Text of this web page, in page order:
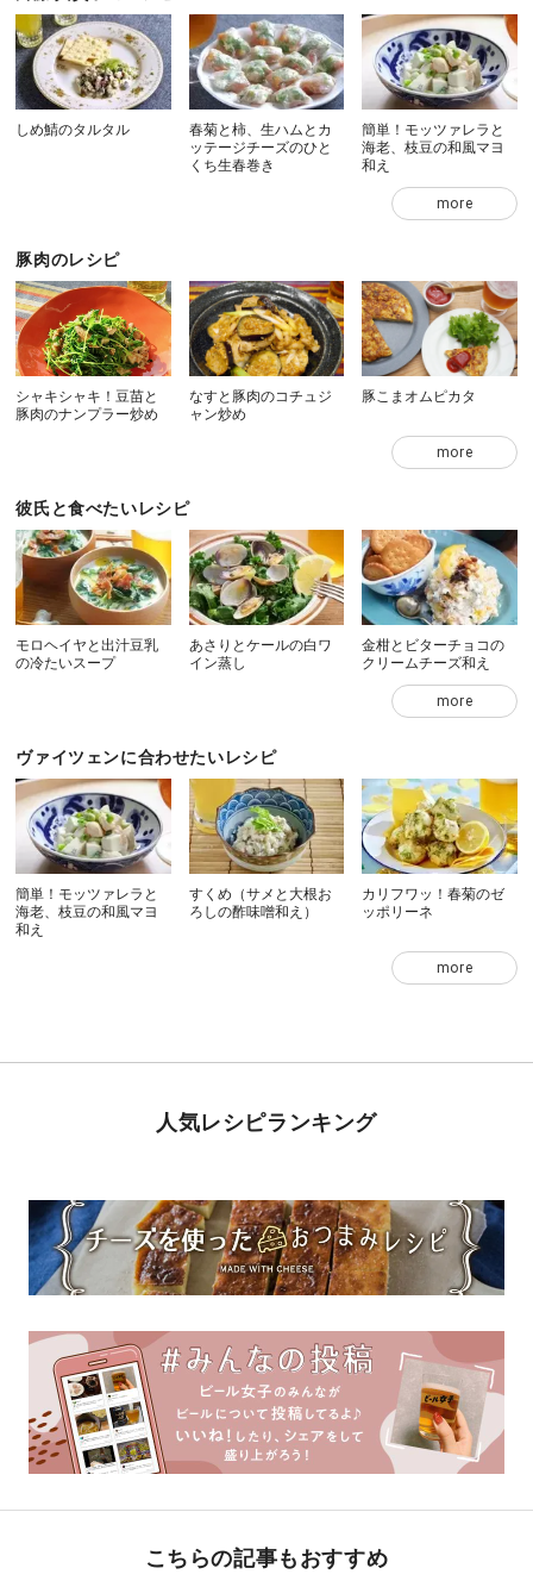
しめ鯖のタルタル
春菊と柿、生ハムとカ
ッテージチーズのひと
くち生春巻き
簡単！モッツァレラと
海老、枝豆の和風マヨ
和え
more
豚肉のレシピ
シャキシャキ！豆苗と
豚肉のナンプラー炒め
なすと豚肉のコチュジ
ャン炒め
豚こまオムピカタ
more
彼氏と食べたいレシピ
モロヘイヤと出汁豆乳
の冷たいスープ
あさりとケールの白ワ
イン蒸し
金柑とビターチョコの
クリームチーズ和え
more
ヴァイツェンに合わせたいレシピ
簡単！モッツァレラと
海老、枝豆の和風マヨ
和え
すくめ（サメと大根お
ろしの酢味噌和え）
カリフワッ！春菊のゼ
ッポリーネ
more
人気レシピランキング
こちらの記事もおすすめ